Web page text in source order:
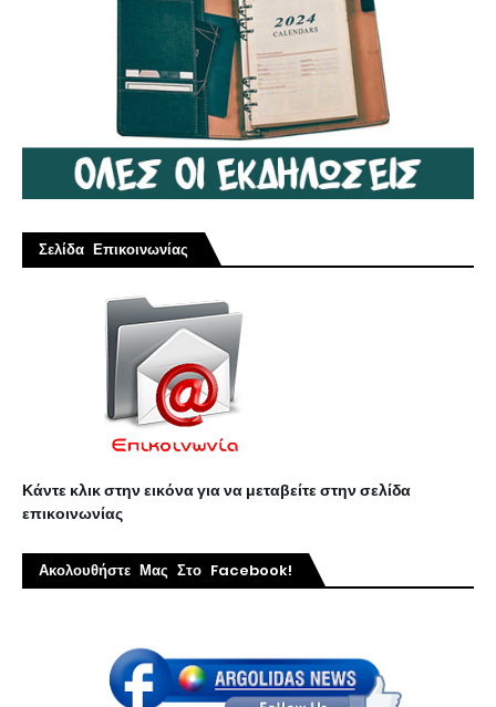
Σελίδα Επικοινωνίας
Κάντε κλικ στην εικόνα για να μεταβείτε στην σελίδα
επικοινωνίας
Ακολουθήστε Μας Στο Facebook!